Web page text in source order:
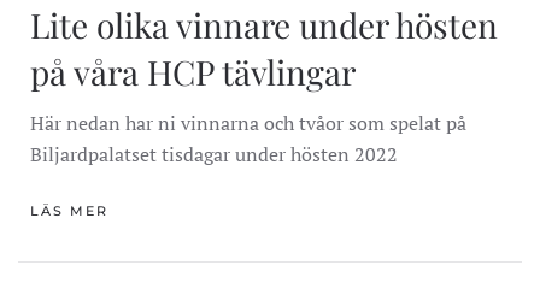
Lite olika vinnare under hösten
på våra HCP tävlingar
Här nedan har ni vinnarna och tvåor som spelat på
Biljardpalatset tisdagar under hösten 2022
LÄS MER